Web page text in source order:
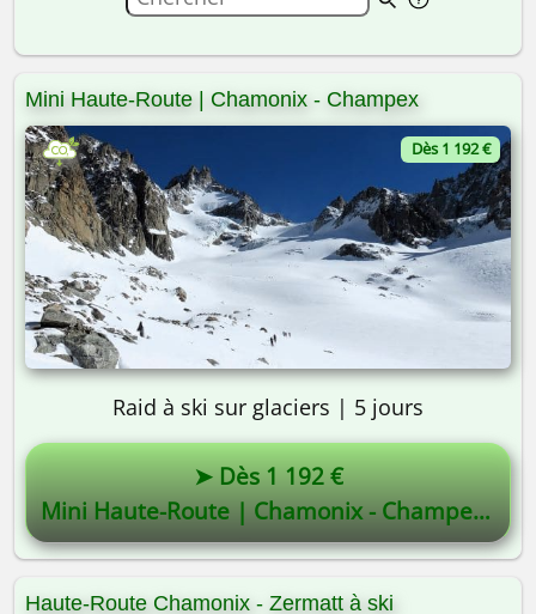
Mini Haute-Route | Chamonix - Champex
Dès 1 192 €
Raid à ski sur glaciers | 5 jours
➤ Dès 1 192 €
Mini Haute-Route | Chamonix - Champex
Haute-Route Chamonix - Zermatt à ski